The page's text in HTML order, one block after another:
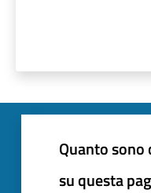
Quanto
su questa